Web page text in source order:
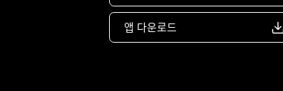
앱 다운로드